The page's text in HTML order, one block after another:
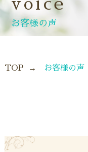
voice
お客様の声
TOP お客様の声